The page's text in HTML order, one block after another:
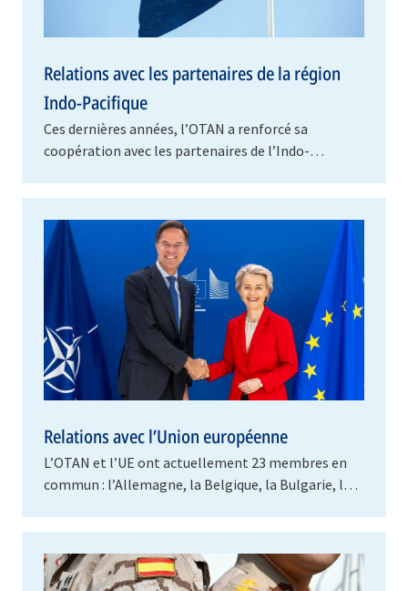
Relations avec les partenaires de la région
Indo-Pacifique
Ces dernières années, l’OTAN a renforcé sa
coopération avec les partenaires de l’Indo-
d’État…
Relations avec l’Union européenne
L’OTAN et l’UE ont actuellement 23 membres en
commun : l’Allemagne, la Belgique, la Bulgarie, la